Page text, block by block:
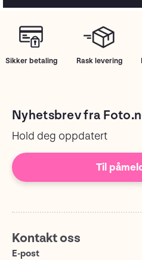
Sikker betaling Rask levering
Nyhetsbrev fra
Hold deg oppdatert
Til
Kontakt oss
E-post